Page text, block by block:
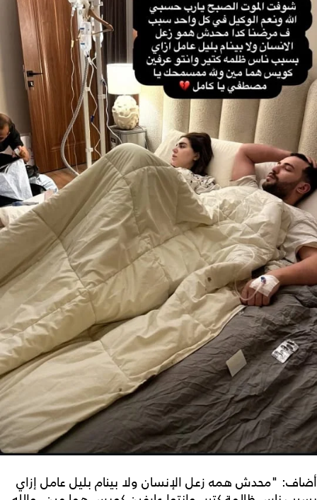
أضاف: "محدش همه زعل الإنسان ولا بينام بليل عامل إزاي